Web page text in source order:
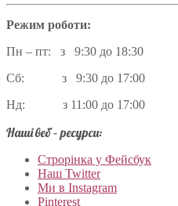
Режим роботи:
Пн – пт: з 9:30 до 18:30
Сб: з 9:30 до 17:00
Нд: з 11:00 до 17:00
Наші веб – ресурси:
Строрінка у Фейсбук
Наш Twitter
Ми в Instagram
Pinterest